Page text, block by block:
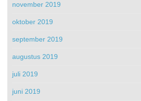
november 2019
oktober 2019
september 2019
augustus 2019
juli 2019
juni 2019